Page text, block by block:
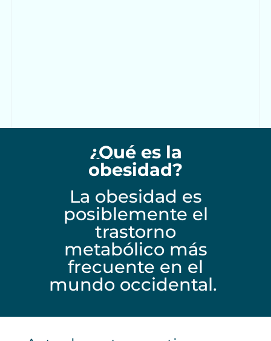
¿Qué es la
obesidad?
La obesidad es
posiblemente el
trastorno
metabólico más
frecuente en el
mundo occidental.